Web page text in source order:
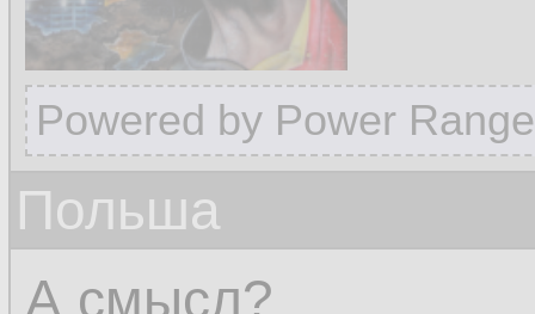
Powered by Power
Польша
А смысл?